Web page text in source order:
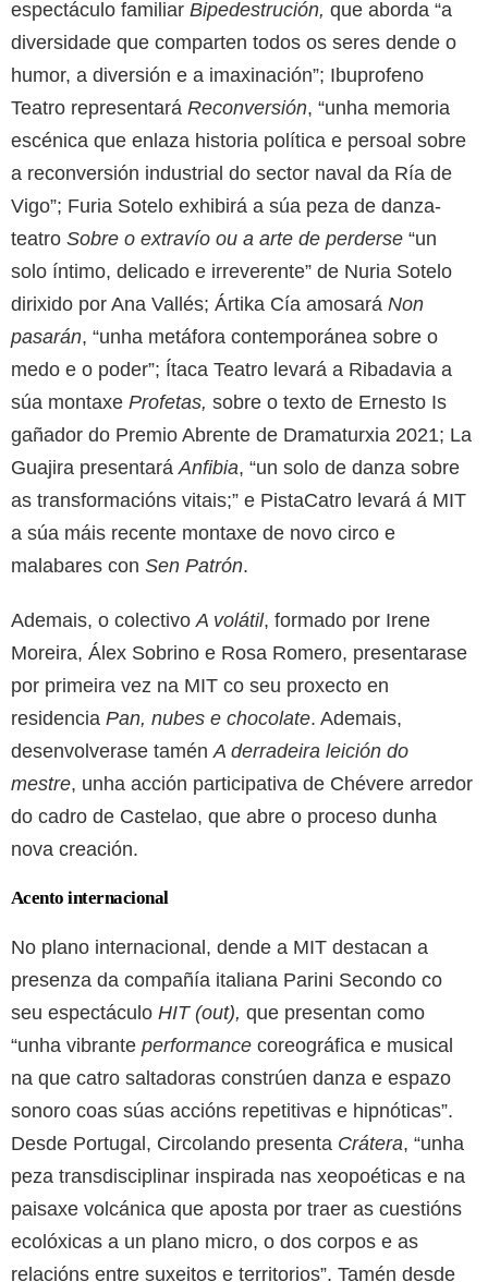
espectáculo familiar Bipedestrución, que aborda “a
diversidade que comparten todos os seres dende o
humor, a diversión e a imaxinación”; Ibuprofeno
Teatro representará Reconversión, “unha memoria
escénica que enlaza historia política e persoal sobre
a reconversión industrial do sector naval da Ría de
Vigo”; Furia Sotelo exhibirá a súa peza de danza-
teatro Sobre o extravío ou a arte de perderse “un
solo íntimo, delicado e irreverente” de Nuria Sotelo
dirixido por Ana Vallés; Ártika Cía amosará Non
pasarán, “unha metáfora contemporánea sobre o
medo e o poder”; Ítaca Teatro levará a Ribadavia a
súa montaxe Profetas, sobre o texto de Ernesto Is
gañador do Premio Abrente de Dramaturxia 2021; La
Guajira presentará Anfibia, “un solo de danza sobre
as transformacións vitais;” e PistaCatro levará á MIT
a súa máis recente montaxe de novo circo e
malabares con Sen Patrón.
Ademais, o colectivo A volátil, formado por Irene
Moreira, Álex Sobrino e Rosa Romero, presentarase
por primeira vez na MIT co seu proxecto en
residencia Pan, nubes e chocolate. Ademais,
desenvolverase tamén A derradeira leición do
mestre, unha acción participativa de Chévere arredor
do cadro de Castelao, que abre o proceso dunha
nova creación.
Acento internacional
No plano internacional, dende a MIT destacan a
presenza da compañía italiana Parini Secondo co
seu espectáculo HIT (out), que presentan como
“unha vibrante performance coreográfica e musical
na que catro saltadoras constrúen danza e espazo
sonoro coas súas accións repetitivas e hipnóticas”.
Desde Portugal, Circolando presenta Crátera, “unha
peza transdisciplinar inspirada nas xeopoéticas e na
paisaxe volcánica que aposta por traer as cuestións
ecolóxicas a un plano micro, o dos corpos e as
relacións entre suxeitos e territorios”. Tamén desde